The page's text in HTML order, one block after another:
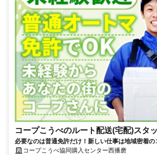
コープこうべのルート配送(宅配)スタ
必要なのは普通免許だけ！新しい仕事は地域密着の
コープこうべ協同購入センター西播磨